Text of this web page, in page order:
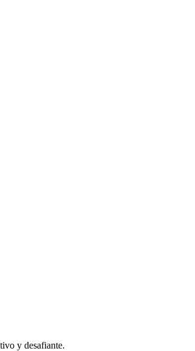
y desafiante.